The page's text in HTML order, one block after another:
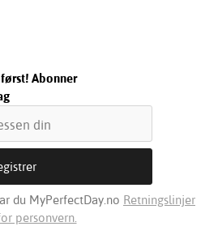
Abonner
du MyPerfectDay.no Retningslinjer
personvern.